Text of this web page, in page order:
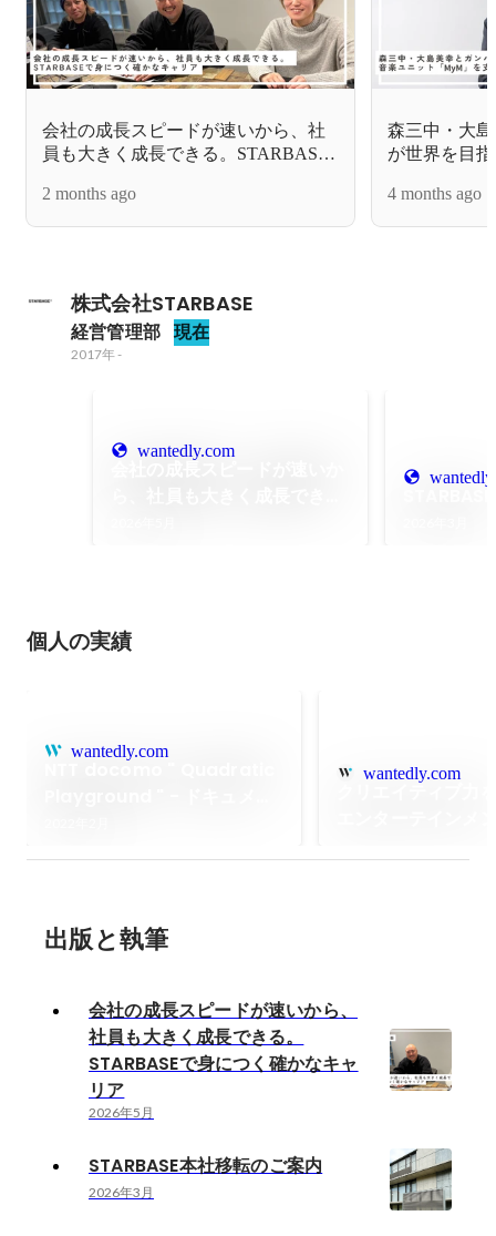
会社の成長スピードが速いから、社
員も大きく成長できる。STARBASE
2 months ago
森三中・大
が世界を目
【スタッフ
4 months ago
株式会社STARBASE
経営管理部 現在
2017年-
wantedly.com
個人の実績
wantedly.com
wantedly.com
出版と執筆
会社の成長スピードが速いから、
社員も大きく成長できる。
STARBASEで身につく確かなキャ
リア
2026年5月
STARBASE本社移転のご案内
2026年3月